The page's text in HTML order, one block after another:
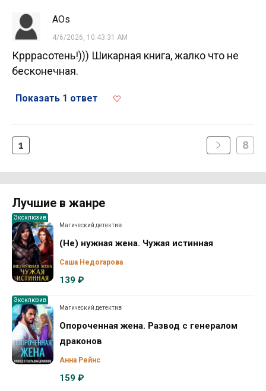
AOs
4/6/2026, 10:43:31 AM
Крррасотень!))) Шикарная книга, жалко что не
бесконечная.
Показать 1 ответ
1 8
Лучшие в жанре
Эксклюзив
Магический детектив
(Не) нужная жена. Чужая истинная
Саша Недогарова
139 ₽
Эксклюзив
Магический детектив
Опороченная жена. Развод с генералом
драконов
Анна Рейнс
159 ₽